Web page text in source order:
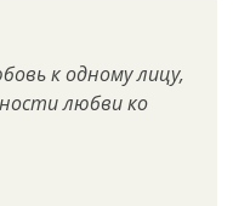
к одному лицу,
любви ко